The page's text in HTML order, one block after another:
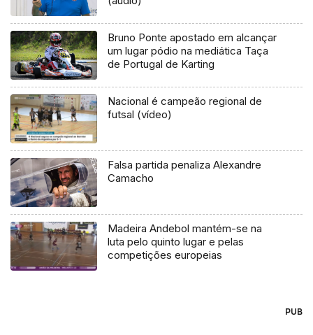
Bruno Ponte apostado em alcançar
um lugar pódio na mediática Taça
de Portugal de Karting
Nacional é campeão regional de
futsal (vídeo)
Falsa partida penaliza Alexandre
Camacho
Madeira Andebol mantém-se na
luta pelo quinto lugar e pelas
competições europeias
PUB